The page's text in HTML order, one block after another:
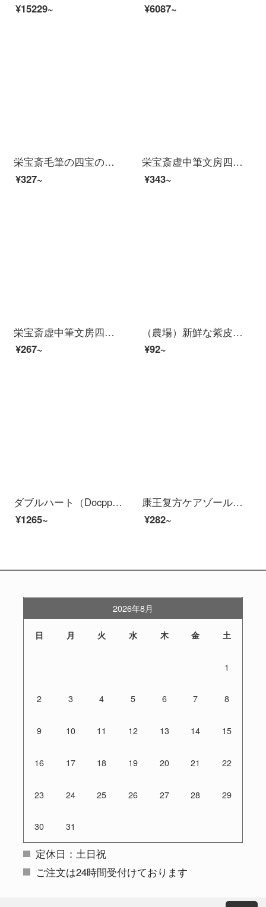
¥15229~
¥6087~
栄宝斎毛筆の四宝の伝統的な白雲兼毛筆の単筆の楷書。
¥327~
栄宝斎虚中筆文房四宝墨汁書画初心者学生の羊毛筆気貫虹大
¥343~
栄宝斎虚中筆文房四宝墨汁書画初心者学生の羊毛筆気貫虹中号
¥267~
（農場）新鮮な紫皮にんにく3斤入り
¥92~
ダブルハート（Docppel hers）にんにくのエッセンスサンザシ精油の無臭480粒/ケース
¥1265~
康王复方ケアゾール発毛用洗剤100 ml薬用シャンプー脂漏性皮炎花斑しらくものふけ治療真菌感染予防1箱【3箱買ったら割引してプレゼントする】
¥282~
2026年8月
日 月 火 水 木 金 土
1
2 3 4 5 6 7 8
9 10 11 12 13 14 15
16 17 18 19 20 21 22
23 24 25 26 27 28 29
30 31
定休日：土日祝
ご注文は24時間受付けております